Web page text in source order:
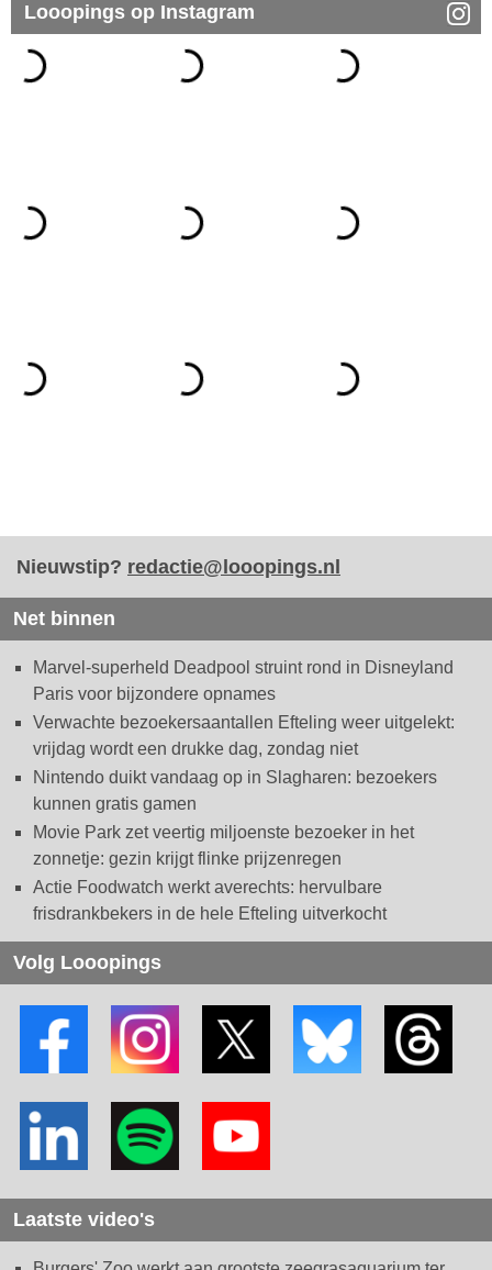
Looopings op Instagram
Nieuwstip? redactie@looopings.nl
Net binnen
Marvel-superheld Deadpool struint rond in Disneyland
Paris voor bijzondere opnames
Verwachte bezoekersaantallen Efteling weer uitgelekt:
vrijdag wordt een drukke dag, zondag niet
Nintendo duikt vandaag op in Slagharen: bezoekers
kunnen gratis gamen
Movie Park zet veertig miljoenste bezoeker in het
zonnetje: gezin krijgt flinke prijzenregen
Actie Foodwatch werkt averechts: hervulbare
frisdrankbekers in de hele Efteling uitverkocht
Volg Looopings
Laatste video's